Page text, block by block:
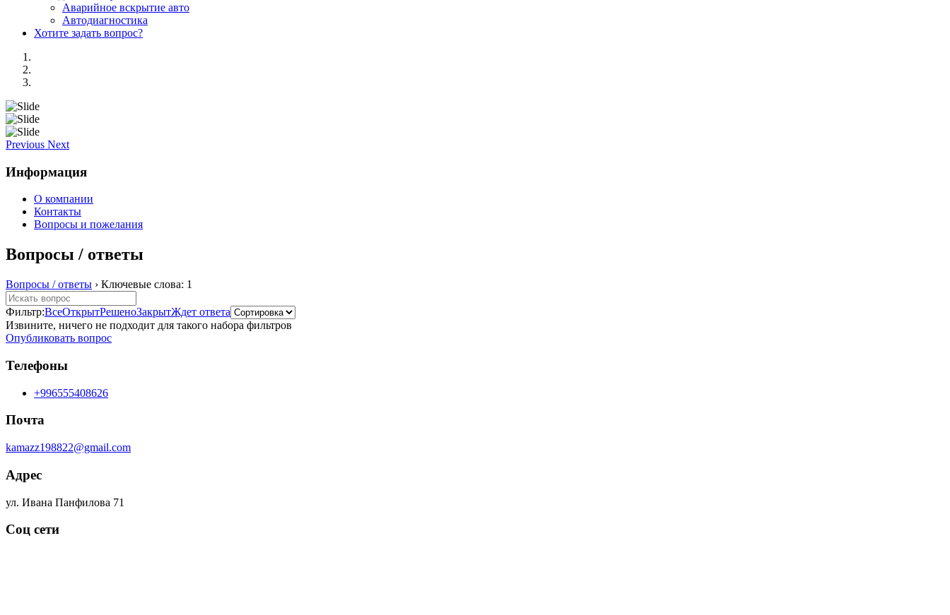
Аварийное вскрытие авто
Автодиагностика
Хотите задать вопрос?
Previous Next
Информация
О компании
Контакты
Вопросы и пожелания
Вопросы / ответы
Вопросы / ответы › Ключевые слова: 1
Фильтр:ВсеОткрытРешеноЗакрытЖдет ответа
Извините, ничего не подходит для такого набора фильтров
Опубликовать вопрос
Телефоны
+996555408626
Почта
kamazz198822@gmail.com
Адрес
ул. Ивана Панфилова 71
Соц сети